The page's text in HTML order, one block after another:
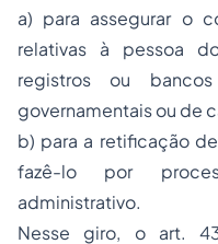
a) para assegurar o
relativas à pessoa
registros ou
governamentais ou de
b) para a retificação
fazê-lo por
administrativo.
Nesse giro, o art.